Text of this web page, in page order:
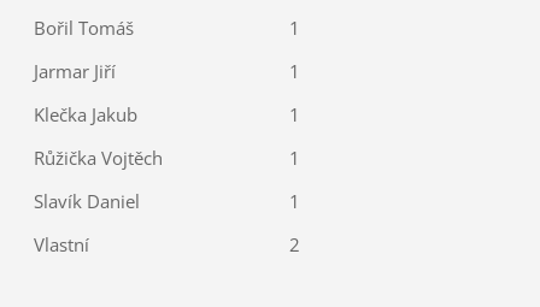
Bořil Tomáš
1
Jarmar Jiří
1
Klečka Jakub
1
Růžička Vojtěch
1
Slavík Daniel
1
Vlastní
2